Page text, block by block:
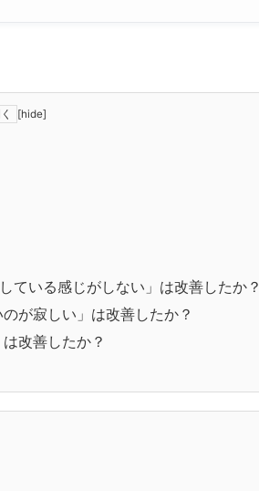
[hide]
ている感じがしない」は改善したか？
が寂しい」は改善したか？
改善したか？